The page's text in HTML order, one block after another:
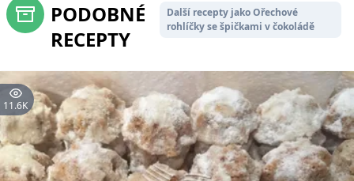
PODOBNÉ
RECEPTY
Další recepty jako Ořechové
rohlíčky se špičkami v čokoládě
11.6K